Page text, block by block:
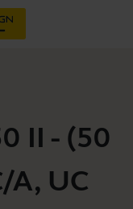
II - (50
A, UC